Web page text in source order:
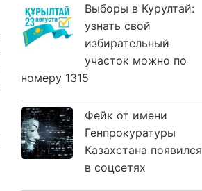
Выборы в Курултай:
узнать свой
избирательный
участок можно по
номеру 1315
Фейк от имени
Генпрокуратуры
Казахстана появился
в соцсетях